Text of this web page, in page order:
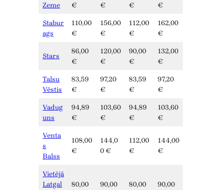
Zeme
€
€
€
€
Stabur
ags
110,00
€
156,00
€
112,00
€
162,00
€
Stars
86,00
€
120,00
€
90,00
€
132,00
€
Talsu
Vēstis
83,59
€
97,20
€
83,59
€
97,20
€
Vadug
uns
94,89
€
103,60
€
94,89
€
103,60
€
Venta
s
Balss
108,00
€
144,0
0 €
112,00
€
144,00
€
Vietējā
Latgal
80,00
90,00
80,00
90,00